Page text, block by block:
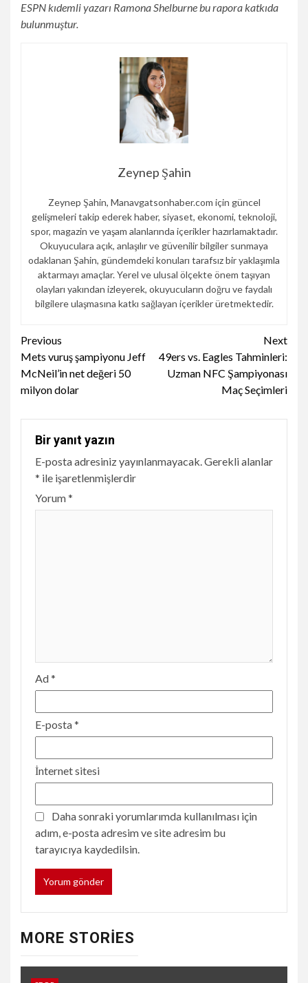
ESPN kıdemli yazarı Ramona Shelburne bu rapora katkıda
bulunmuştur.
Zeynep Şahin
Zeynep Şahin, Manavgatsonhaber.com için güncel
gelişmeleri takip ederek haber, siyaset, ekonomi, teknoloji,
spor, magazin ve yaşam alanlarında içerikler hazırlamaktadır.
Okuyuculara açık, anlaşılır ve güvenilir bilgiler sunmaya
odaklanan Şahin, gündemdeki konuları tarafsız bir yaklaşımla
aktarmayı amaçlar. Yerel ve ulusal ölçekte önem taşıyan
olayları yakından izleyerek, okuyucuların doğru ve faydalı
bilgilere ulaşmasına katkı sağlayan içerikler üretmektedir.
Continue
Reading
Previous
Mets vuruş şampiyonu Jeff
McNeil’in net değeri 50
milyon dolar
Next
49ers vs. Eagles Tahminleri:
Uzman NFC Şampiyonası
Maç Seçimleri
Bir yanıt yazın
E-posta adresiniz yayınlanmayacak.Gerekli alanlar
* ile işaretlenmişlerdir
Yorum*
Ad*
E-posta*
İnternet sitesi
Daha sonraki yorumlarımda kullanılması için
adım, e-posta adresim ve site adresim bu
tarayıcıya kaydedilsin.
MORE STORIES